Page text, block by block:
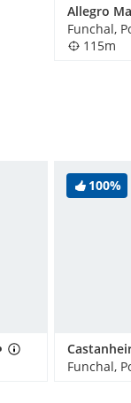
Funchal,
115m
100%
Funchal,